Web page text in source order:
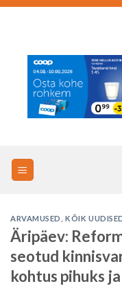
Skip
ARVAMUSED ,KÕIK
Äripäev:
seotud
kohtus pihuks